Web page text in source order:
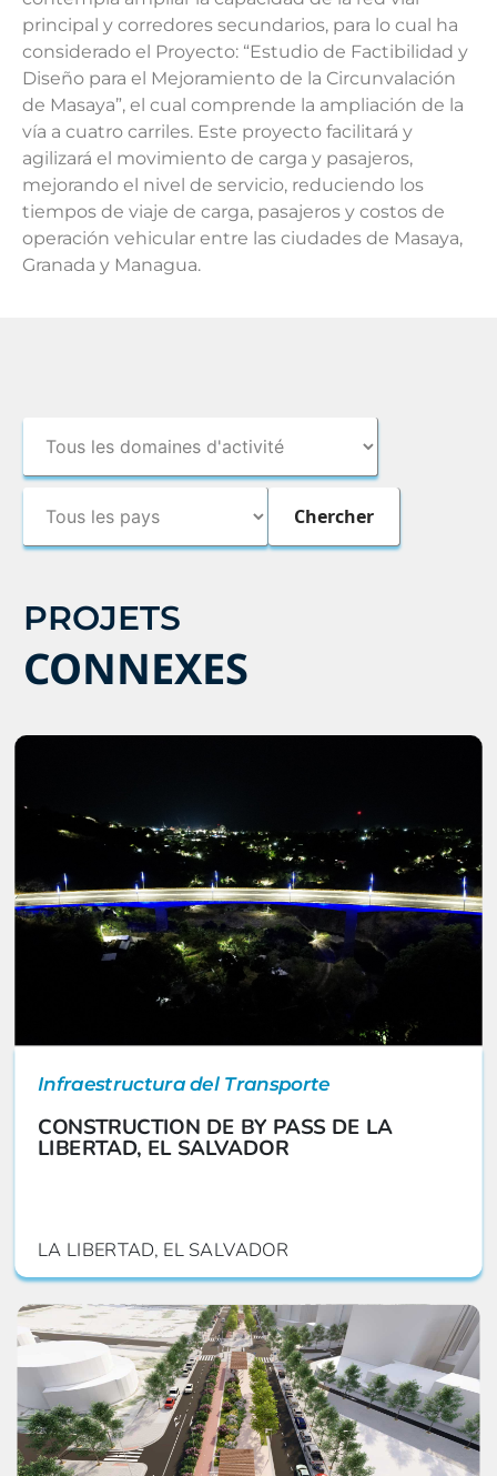
principal y corredores secundarios, para lo cual ha
considerado el Proyecto: “Estudio de Factibilidad y
Diseño para el Mejoramiento de la Circunvalación
de Masaya”, el cual comprende la ampliación de la
vía a cuatro carriles. Este proyecto facilitará y
agilizará el movimiento de carga y pasajeros,
mejorando el nivel de servicio, reduciendo los
tiempos de viaje de carga, pasajeros y costos de
operación vehicular entre las ciudades de Masaya,
Granada y Managua.
PROJETS
CONNEXES
Infraestructura del Transporte
CONSTRUCTION DE BY PASS DE LA
LIBERTAD, EL SALVADOR
LA LIBERTAD, EL SALVADOR